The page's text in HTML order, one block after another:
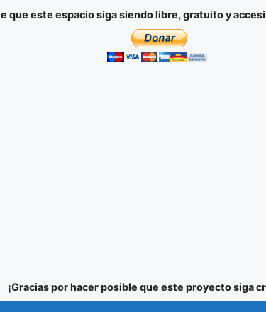
que este espacio siga siendo libre, gratuito y
¡Gracias por hacer posible que este proyecto siga